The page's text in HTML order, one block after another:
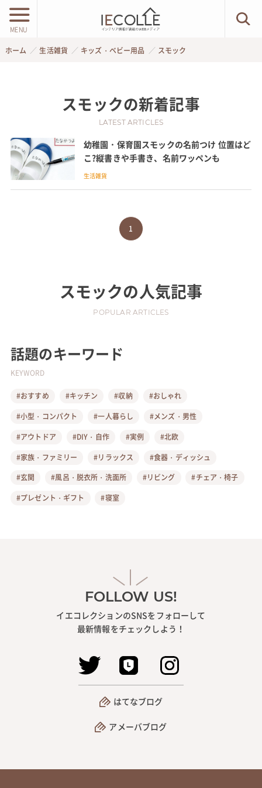
MENU
ホーム 生活雑貨 キッズ・ベビー用品 スモック
スモックの新着記事
LATEST ARTICLES
幼稚園・保育園スモックの名前つけ 位置はど
こ?縦書きや手書き、名前ワッペンも
生活雑貨
1
スモックの人気記事
POPULAR ARTICLES
話題のキーワード
KEYWORD
#おすすめ #キッチン #収納
#おしゃれ
#小型・コンパクト
#一人暮らし
#メンズ・男性
#アウトドア
#DIY・自作 #実例
#北欧
#家族・ファミリー
#リラックス
#食器・ディッシュ
#玄関
#風呂・脱衣所・洗面所 #リビング
#チェア・椅子
#プレゼント・ギフト
#寝室
FOLLOW US!
イエコレクションのSNSをフォローして
最新情報をチェックしよう！
はてなブログ
アメーバブログ